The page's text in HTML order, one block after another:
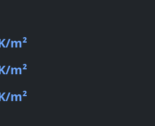
m²
m²
m²